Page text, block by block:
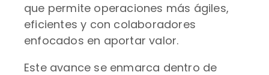
que permite operaciones más ágiles,
eficientes y con colaboradores
enfocados en aportar valor.
Este avance se enmarca dentro de